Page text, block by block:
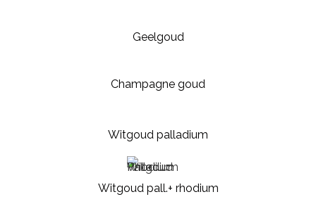
Geelgoud
Champagne goud
Witgoud palladium
Witgoud pall.+ rhodium